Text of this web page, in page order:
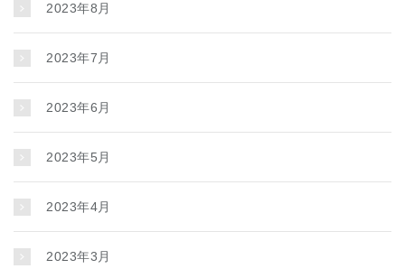
2023年8月
2023年7月
2023年6月
2023年5月
2023年4月
2023年3月